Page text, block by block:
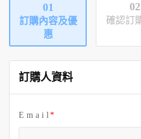
01
訂購內容及優
惠
02
確認訂
訂購人資料
E m a i l